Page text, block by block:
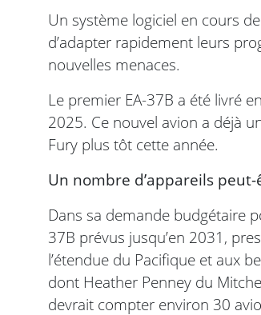
Un système logiciel en cours
d’adapter rapidement leurs
nouvelles menaces.
Le premier EA-37B a été livré
2025. Ce nouvel avion a déjà
Fury plus tôt cette année.
Un nombre d’appareils
Dans sa demande budgétaire
37B prévus jusqu’en 2031,
l’étendue du Pacifique et aux
dont Heather Penney du
devrait compter environ 30